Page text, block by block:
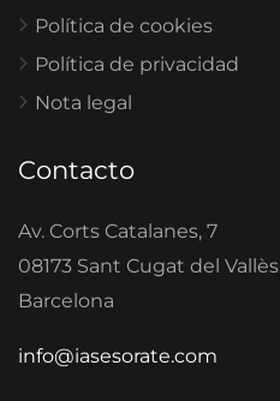
Política de cookies
Política de privacidad
Nota legal
Contacto
Av. Corts Catalanes, 7
08173 Sant Cugat del Vallès
Barcelona
info@iasesorate.com